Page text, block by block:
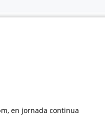
en jornada continua